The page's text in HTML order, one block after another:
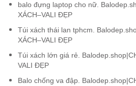
balo đựng laptop cho nữ.
XÁCH–VALI ĐẸP
Túi xách thái lan tphcm.
XÁCH–VALI ĐẸP
Túi xách lớn giá rẻ.
VALI ĐẸP
Balo chống va đập.